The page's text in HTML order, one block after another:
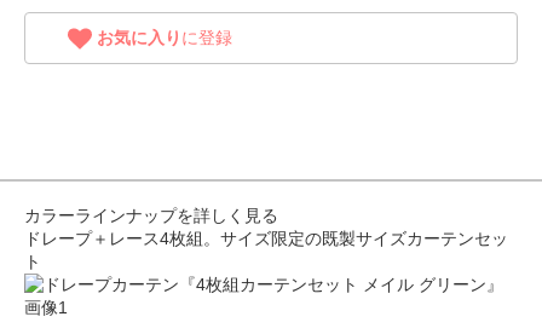
お気に入り に登録
カラーラインナップを詳しく見る
ドレープ＋レース4枚組。サイズ限定の既製サイズカーテンセッ
ト